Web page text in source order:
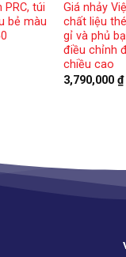
túi
bẻ màu
Giá nhảy
chất liệu
gỉ và phủ
điều chỉnh
chiều cao
3,790,000 ₫